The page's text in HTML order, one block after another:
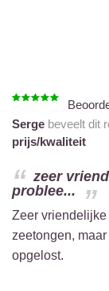
Serge beveelt dit
prijs/kwaliteit
zeer
problee...
Zeer
zeetongen,
opgelost.